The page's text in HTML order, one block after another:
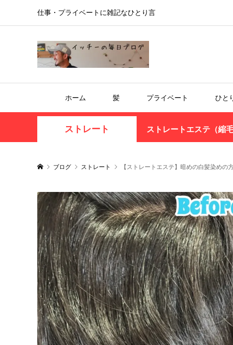
仕事・プライベートに雑記なひとり言
ホーム 髪 プライベート ひと
ストレート ストレートエステ（縮
ブログ ストレート 【ストレートエステ】暗めの白髪染めの